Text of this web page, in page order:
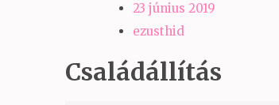
23 június 2019
ezusthid
Családállítás